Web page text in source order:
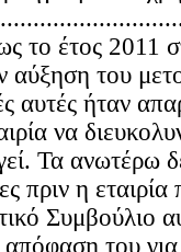
το έτος 2011
αύξηση του
αυτές ήταν
να
Τα ανωτέρω
πριν η
Συμβούλιο
του